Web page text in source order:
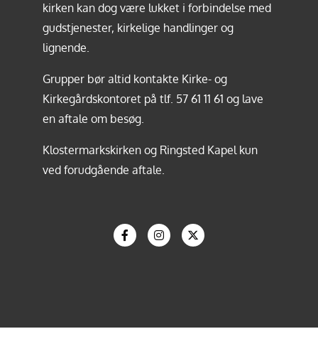
kirken kan dog være lukket i forbindelse med
gudstjenester, kirkelige handlinger og
lignende.
Grupper bør altid kontakte Kirke- og
Kirkegårdskontoret på tlf. 57 61 11 61 og lave
en aftale om besøg.
Klostermarkskirken og Ringsted Kapel kun
ved forudgående aftale.